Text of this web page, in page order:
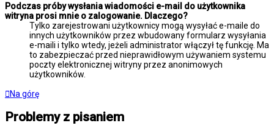
Podczas próby wysłania wiadomości e-mail do użytkownika
witryna prosi mnie o zalogowanie. Dlaczego?
Tylko zarejestrowani użytkownicy mogą wysyłać e-maile do
innych użytkowników przez wbudowany formularz wysyłania
e-maili i tylko wtedy, jeżeli administrator włączył tę funkcję. Ma
to zabezpieczać przed nieprawidłowym używaniem systemu
poczty elektronicznej witryny przez anonimowych
użytkowników.
Na górę
Problemy z pisaniem